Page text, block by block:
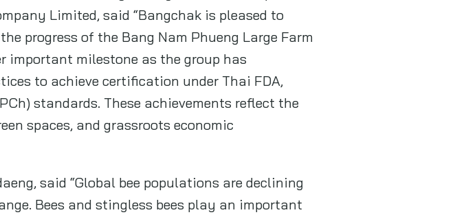
Limited, said “Bangchak is pleased to
progress of the Bang Nam Phueng Large Farm
important milestone as the group has
to achieve certification under Thai FDA,
standards. These achievements reflect the
spaces, and grassroots economic
said “Global bee populations are declining
Bees and stingless bees play an important